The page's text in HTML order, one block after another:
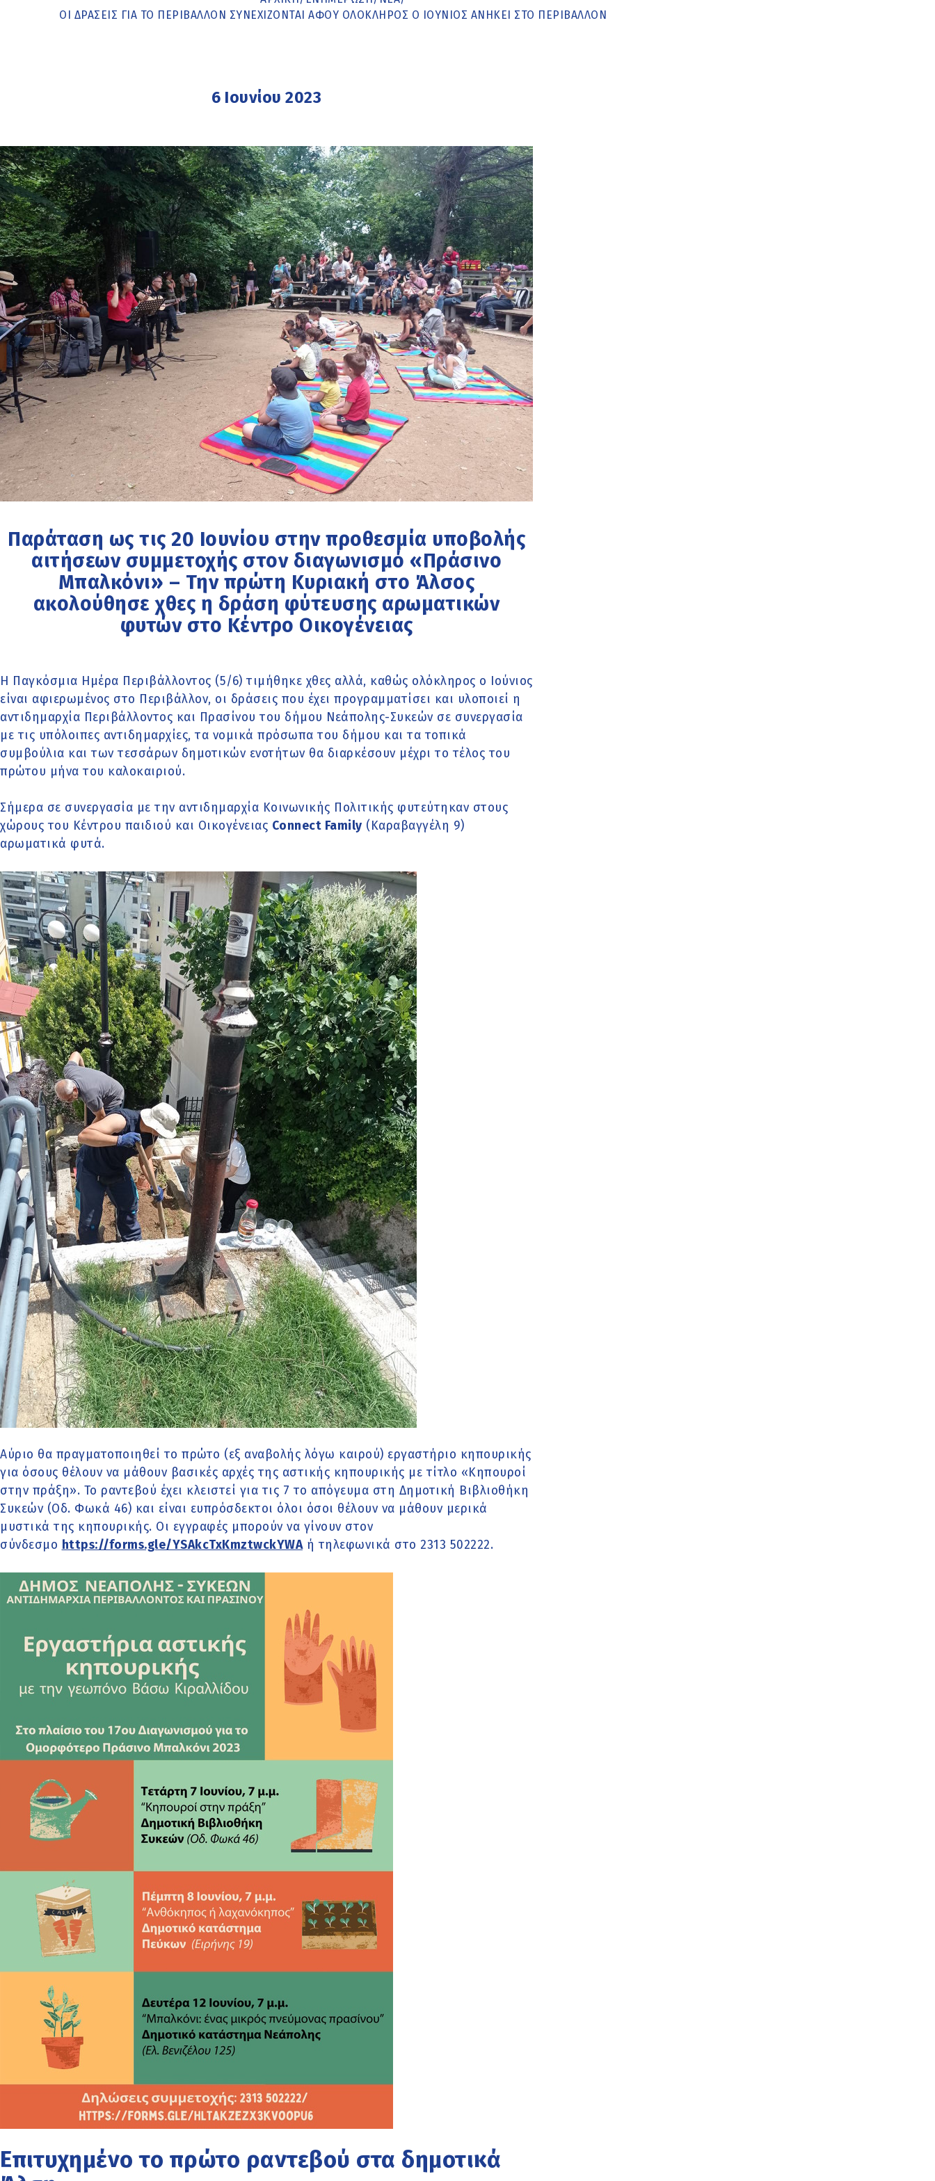
ΟΙ ΔΡΆΣΕΙΣ ΓΙΑ ΤΟ ΠΕΡΙΒΆΛΛΟΝ ΣΥΝΕΧΊΖΟΝΤΑΙ ΑΦΟΎ ΟΛΌΚΛΗΡΟΣ Ο ΙΟΎΝΙΟΣ ΑΝΉΚΕΙ ΣΤΟ ΠΕΡΙΒΆΛΛΟΝ
6 Ιουνίου 2023
Παράταση ως τις 20 Ιουνίου στην προθεσμία υποβολής
αιτήσεων συμμετοχής στον διαγωνισμό «Πράσινο
Μπαλκόνι» – Την πρώτη Κυριακή στο Άλσος
ακολούθησε χθες η δράση φύτευσης αρωματικών
φυτών στο Κέντρο Οικογένειας
Η Παγκόσμια Ημέρα Περιβάλλοντος (5/6) τιμήθηκε χθες αλλά, καθώς ολόκληρος ο Ιούνιος
είναι αφιερωμένος στο Περιβάλλον, οι δράσεις που έχει προγραμματίσει και υλοποιεί η
αντιδημαρχία Περιβάλλοντος και Πρασίνου του δήμου Νεάπολης-Συκεών σε συνεργασία
με τις υπόλοιπες αντιδημαρχίες, τα νομικά πρόσωπα του δήμου και τα τοπικά
συμβούλια και των τεσσάρων δημοτικών ενοτήτων θα διαρκέσουν μέχρι το τέλος του
πρώτου μήνα του καλοκαιριού.
Σήμερα σε συνεργασία με την αντιδημαρχία Κοινωνικής Πολιτικής φυτεύτηκαν στους
χώρους του Κέντρου παιδιού και Οικογένειας Connect Family (Καραβαγγέλη 9)
αρωματικά φυτά.
Αύριο θα πραγματοποιηθεί το πρώτο (εξ αναβολής λόγω καιρού) εργαστήριο κηπουρικής
για όσους θέλουν να μάθουν βασικές αρχές της αστικής κηπουρικής με τίτλο «Κηπουροί
στην πράξη». Το ραντεβού έχει κλειστεί για τις 7 το απόγευμα στη Δημοτική Βιβλιοθήκη
Συκεών (Οδ. Φωκά 46) και είναι ευπρόσδεκτοι όλοι όσοι θέλουν να μάθουν μερικά
μυστικά της κηπουρικής. Οι εγγραφές μπορούν να γίνουν στον
σύνδεσμο https://forms.gle/YSAkcTxKmztwckYWAή τηλεφωνικά στο 2313 502222.
Επιτυχημένο το πρώτο ραντεβού στα δημοτικά